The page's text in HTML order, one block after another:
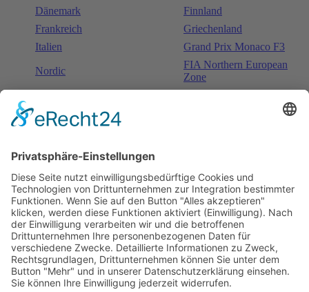
Dänemark
Finnland
Frankreich
Griechenland
Italien
Grand Prix Monaco F3
Nordic
FIA Northern European
Zone
Schweden
ASIEN / AUSTRALIEN
Asien Russland
AMERIKA
Brasilien
Mexiko
SUDAM
USA